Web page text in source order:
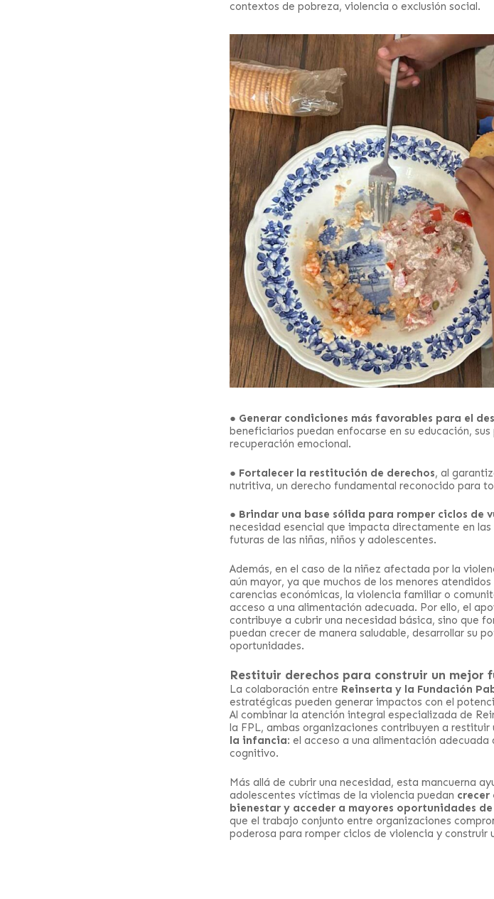
contextos de pobreza, violencia o exclusión social.
● Generar condiciones más favorables para el
beneficiarios puedan enfocarse en su educación,
recuperación emocional.
● Fortalecer la restitución de derechos, al
nutritiva, un derecho fundamental reconocido para
● Brindar una base sólida para romper ciclos de
necesidad esencial que impacta directamente en
futuras de las niñas, niños y adolescentes.
Además, en el caso de la niñez afectada por la
aún mayor, ya que muchos de los menores
carencias económicas, la violencia familiar o
acceso a una alimentación adecuada. Por ello, el
contribuye a cubrir una necesidad básica, sino que
puedan crecer de manera saludable, desarrollar su
oportunidades.
Restituir derechos para construir un mejor
La colaboración entre Reinserta y la Fundación
estratégicas pueden generar impactos con el
Al combinar la atención integral especializada de
la FPL, ambas organizaciones contribuyen a restituir
la infancia: el acceso a una alimentación
cognitivo.
Más allá de cubrir una necesidad, esta mancuerna
adolescentes víctimas de la violencia puedan crecer
bienestar y acceder a mayores oportunidades
que el trabajo conjunto entre organizaciones
poderosa para romper ciclos de violencia y construir